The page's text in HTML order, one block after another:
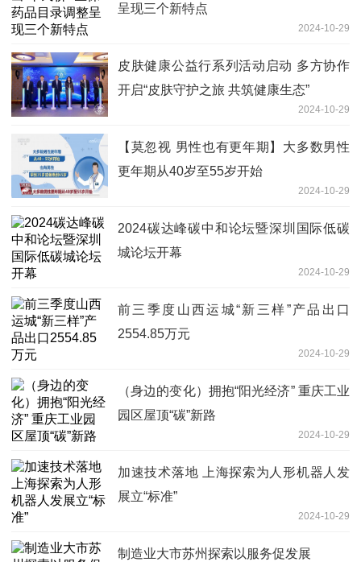
呈现三个新特点
2024-10-29
皮肤健康公益行系列活动启动 多方协作
开启“皮肤守护之旅 共筑健康生态”
2024-10-29
【莫忽视 男性也有更年期】大多数男性
更年期从40岁至55岁开始
2024-10-29
2024碳达峰碳中和论坛暨深圳国际低碳
城论坛开幕
2024-10-29
前三季度山西运城“新三样”产品出口
2554.85万元
2024-10-29
（身边的变化）拥抱“阳光经济” 重庆工业
园区屋顶“碳”新路
2024-10-29
加速技术落地 上海探索为人形机器人发
展立“标准”
2024-10-29
制造业大市苏州探索以服务促发展